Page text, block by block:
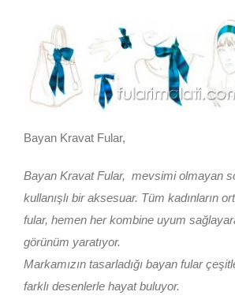
Bayan Kravat Fular,
Bayan Kravat Fular, mevsimi olmayan
kullanışlı bir aksesuar. Tüm kadınların
fular, hemen her kombine uyum
görünüm yaratıyor.
Markamızın tasarladığı bayan fular
farklı desenlerle hayat buluyor.